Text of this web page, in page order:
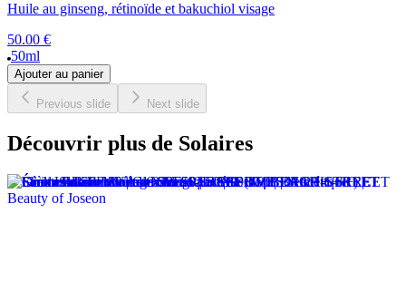
Huile au ginseng, rétinoïde et bakuchiol visage
50.00 €
50ml
Ajouter au panier
Previous slide Next slide
Découvrir plus de Solaires